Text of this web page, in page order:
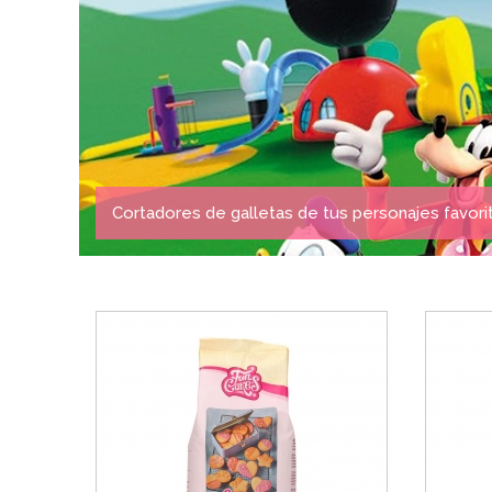
Cortadores de galletas de tus personajes